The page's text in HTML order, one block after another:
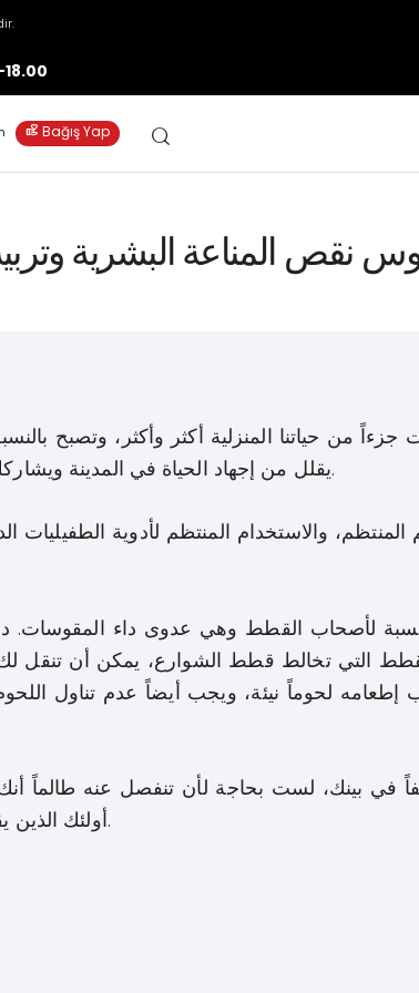
volunteer_activism Bağış Yap
نقص المناعة البشرية وتربية
جزءاً من حياتنا المنزلية أكثر وأكثر، وتصبح
يقلل من إجهاد الحياة في المدينة ويشاركك وحدتك، يجب أن تعتني بصحة حيوانك بقدر ما تعتني بصحتك.
والاستخدام المنتظم لأدوية الطفيليات
لأصحاب القطط وهي عدوى داء المقوسات.
التي تخالط قطط الشوارع، يمكن أن
لحوماً نيئة، ويجب أيضاً عدم تناول
في بينك، لست بحاجة لأن تنفصل عنه
أولئك الذين يقررون تبني حيوان أليف أثناء عيشهم مع فيروس نقص المناعة.